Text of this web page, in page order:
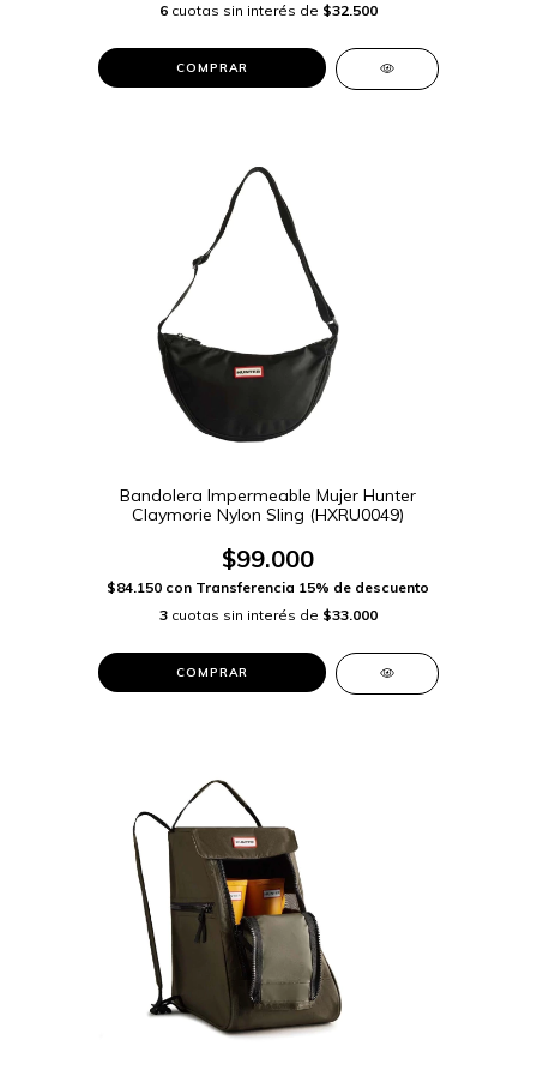
6 cuotas sin interés de $32.500
COMPRAR
Bandolera Impermeable Mujer Hunter
Claymorie Nylon Sling (HXRU0049)
$99.000
$84.150 con Transferencia 15% de descuento
3 cuotas sin interés de $33.000
COMPRAR